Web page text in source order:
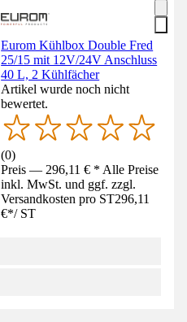
Eurom Kühlbox Double Fred
25/15 mit 12V/24V Anschluss
40 L, 2 Kühlfächer
Artikel wurde noch nicht
bewertet.
(0)
Preis — 296,11 € * Alle Preise
inkl. MwSt. und ggf. zzgl.
Versandkosten pro ST296,11
€*/ ST